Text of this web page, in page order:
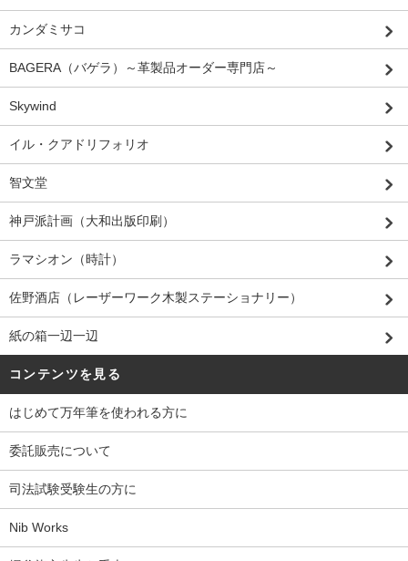
カンダミサコ
BAGERA（バゲラ）～革製品オーダー専門店～
Skywind
イル・クアドリフォリオ
智文堂
神戸派計画（大和出版印刷）
ラマシオン（時計）
佐野酒店（レーザーワーク木製ステーショナリー）
紙の箱一辺一辺
コンテンツを見る
はじめて万年筆を使われる方に
委託販売について
司法試験受験生の方に
Nib Works